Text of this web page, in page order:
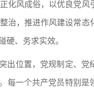
化风成俗，以优良党风
治，推进作风建设常态
硬、务求实效。
出位置，党规制定、党
每一个共产党员特别是